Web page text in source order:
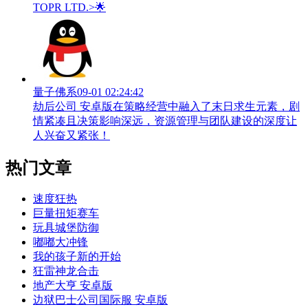
TOPR LTD.>🌟
量子佛系09-01 02:24:42
劫后公司 安卓版在策略经营中融入了末日求生元素，剧
情紧凑且决策影响深远，资源管理与团队建设的深度让
人兴奋又紧张！
热门文章
速度狂热
巨量扭矩赛车
玩具城堡防御
嘟嘟大冲锋
我的孩子新的开始
狂雷神龙合击
地产大亨 安卓版
边狱巴士公司国际服 安卓版